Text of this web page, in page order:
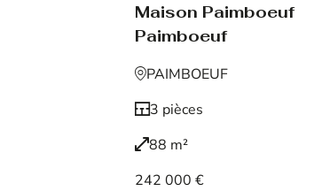
Maison Paimboeuf
Paimboeuf
PAIMBOEUF
3 pièces
88 m²
242 000 €